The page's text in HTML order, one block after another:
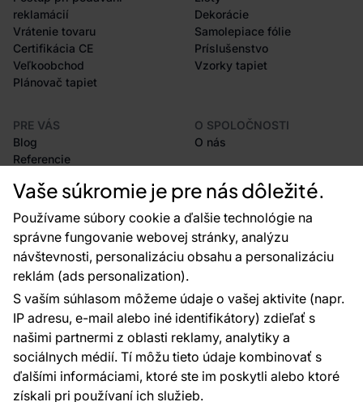
Vaše súkromie je pre nás dôležité.
Používame súbory cookie a ďalšie technológie na
správne fungovanie webovej stránky, analýzu
návštevnosti, personalizáciu obsahu a personalizáciu
reklám (ads personalization).
S vaším súhlasom môžeme údaje o vašej aktivite (napr.
IP adresu, e-mail alebo iné identifikátory) zdieľať s
našimi partnermi z oblasti reklamy, analytiky a
sociálnych médií. Tí môžu tieto údaje kombinovať s
ďalšími informáciami, ktoré ste im poskytli alebo ktoré
získali pri používaní ich služieb.
reklamácií
Vrátenie tovaru
Certifikácia CE
Veľkoobchod
Plánovač tapiet
Dekorácie
Samolepiace fólie
Príslušenstvo
Vzorky tapiet
PRE VÁS
Blog
Referencie
Rady a tipy
Najčastejšie otázky
O SPOLOČNOSTI
O nás
Kontakty
Sme tu pre vás 24 hodín denne, 7 dní v
týždni
+420 777 004 021
info@vavex.cz
Vavex 1990 s.r.o., IČ: 26776251, DIČ: CZ26776251